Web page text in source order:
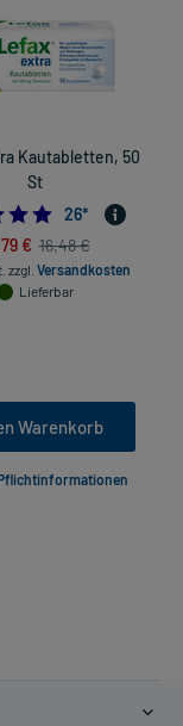
Kautabletten, 50
St
26*
€ 16,48 €
zzgl. Versandkosten
Lieferbar
Warenkorb